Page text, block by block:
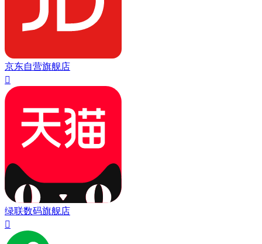
京东自营旗舰店

绿联数码旗舰店
